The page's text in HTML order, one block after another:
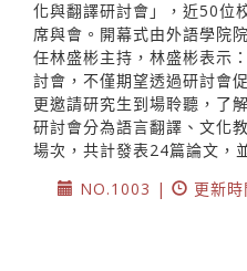
化與翻譯研討會」，近50位
席與會。開幕式由外語學院
任林盛彬主持，林盛彬表示
討會，不僅期望透過研討會
更邀請研究生到場聆聽，了
研討會分為語言翻譯、文化
場次，共計發表24篇論文，
NO.1003 |
更新